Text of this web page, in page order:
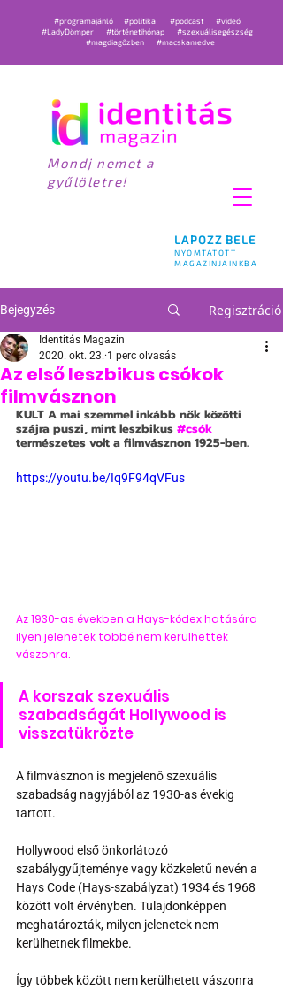
LAPOZZ BELE
NYOMTATOTT
MAGAZINJAINKBA
#programajánló #politika #podcast
#videó
#LadyDömper
#történetihónap
#szexuálisegészség
#magdiagőzben
#macskamedve
Mondj nemet a
gyűlöletre!
Bejegyzés Regisztráció
Az első leszbikus csókok
filmvásznon
Identitás Magazin
2020. okt. 23. 1 perc olvasás
KULT A mai szemmel inkább nők közötti
szájra puszi, mint leszbikus #csók
természetes volt a filmvásznon 1925-ben.
https://youtu.be/Iq9F94qVFus
Az 1930-as években a Hays-kódex hatására
ilyen jelenetek többé nem kerülhettek
vászonra.
A korszak szexuális
szabadságát Hollywood is
visszatükrözte
A filmvásznon is megjelenő szexuális
szabadság nagyjából az 1930-as évekig
tartott.
Hollywood első önkorlátozó
szabálygyűjteménye vagy közkeletű nevén a
Hays Code (Hays-szabályzat) 1934 és 1968
között volt érvényben. Tulajdonképpen
meghatározták, milyen jelenetek nem
kerülhetnek filmekbe.
Így többek között nem kerülhetett vászonra